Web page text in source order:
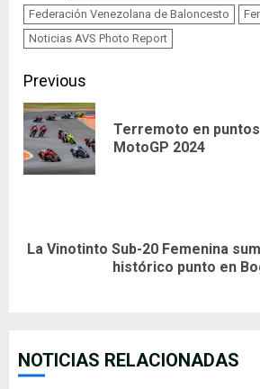
Federación Venezolana de Baloncesto
Noticias AVS Photo Report
Continue
Reading
Previous
Terremoto en
MotoGP 2024
Next
La Vinotinto Sub-20 Femenina
histórico punto en
NOTICIAS RELACIONADAS